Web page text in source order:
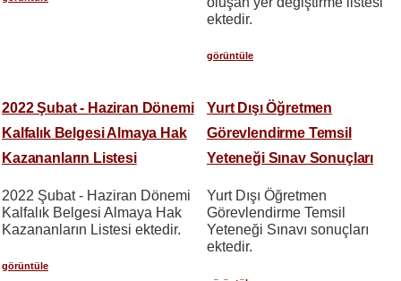
ektedir.
görüntüle
2022 Şubat - Haziran Dönemi
Kalfalık Belgesi Almaya Hak
Kazananların Listesi
2022 Şubat - Haziran Dönemi
Kalfalık Belgesi Almaya Hak
Kazananların Listesi ektedir.
görüntüle
Yurt Dışı Öğretmen
Görevlendirme Temsil
Yeteneği Sınav Sonuçları
Yurt Dışı Öğretmen
Görevlendirme Temsil
Yeteneği Sınavı sonuçları
ektedir.